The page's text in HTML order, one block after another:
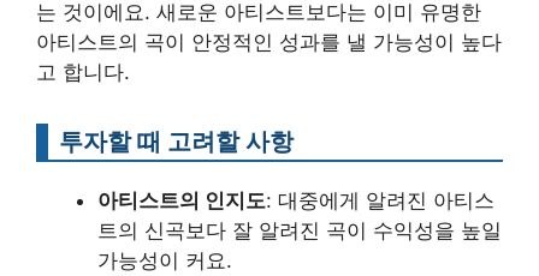
는 것이에요. 새로운 아티스트보다는 이미 유명한
아티스트의 곡이 안정적인 성과를 낼 가능성이 높다
고 합니다.
투자할 때 고려할 사항
아티스트의 인지도: 대중에게 알려진 아티스
트의 신곡보다 잘 알려진 곡이 수익성을 높일
가능성이 커요.